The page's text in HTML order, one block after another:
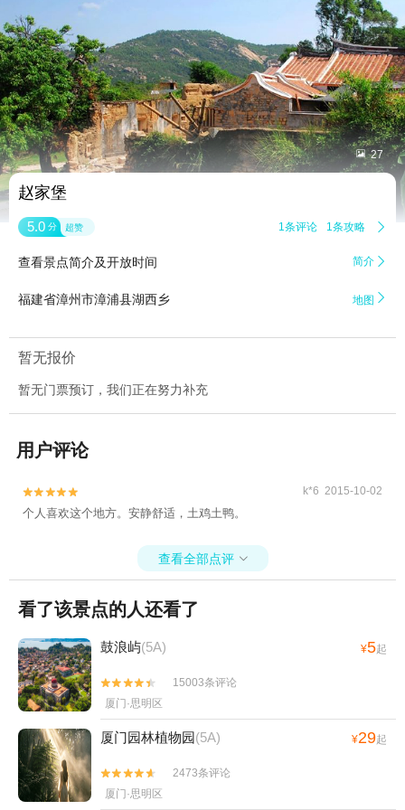
 27
赵家堡
5.0 分 超赞 1条评论 1条攻略 
查看景点简介及开放时间 简介 
福建省漳州市漳浦县湖西乡 地图 
暂无报价
暂无门票预订，我们正在努力补充
用户评论

 k*6 2015-10-02
个人喜欢这个地方。安静舒适，土鸡土鸭。
查看全部点评 
看了该景点的人还看了
鼓浪屿(5A) ¥5起


15003条评论
厦门·思明区
厦门园林植物园(5A) ¥29起


2473条评论
厦门·思明区
